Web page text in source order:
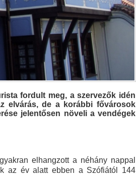
fordult meg, a szervezők idén
elvárás, de a korábbi fővárosok
jelentősen növeli a vendégek
elhangzott a néhány nappal
az év alatt ebben a Szófiától 144